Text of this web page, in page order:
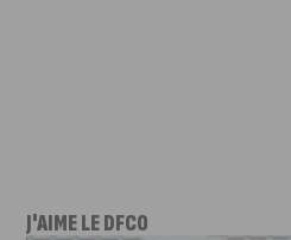
J'AIME LE DFCO